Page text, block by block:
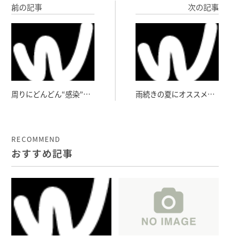
前の記事
周りにどんどん“感染”さ
次の記事
雨続きの夏にオススメの
RECOMMEND
おすすめ記事